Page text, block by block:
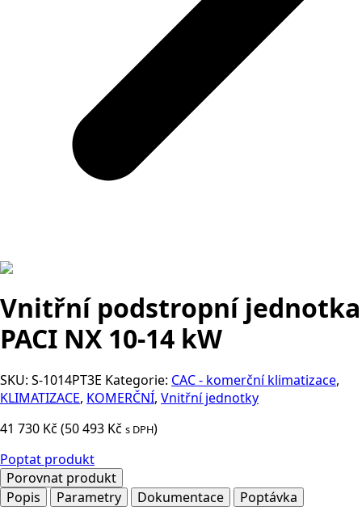
Vnitřní podstropní jednotka
PACI NX 10-14 kW
SKU: S-1014PT3E Kategorie: CAC - komerční klimatizace,
KLIMATIZACE, KOMERČNÍ, Vnitřní jednotky
41 730 Kč (50 493 Kč s DPH)
Poptat produkt
Porovnat produkt
Popis
Parametry Dokumentace
Poptávka